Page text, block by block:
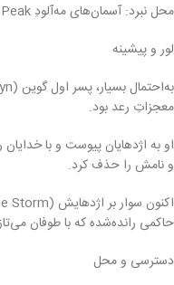
محل نبرد: آسمان‌های مه‌آلودِ Archdragon Peak
لور و پیشینه
معجزاتِ رعد بود.
او به اژدهایان پیوست و با
و نامش را حذف کرد.
حاکمی رانده‌شده که با طوفان
دسترسی و محل